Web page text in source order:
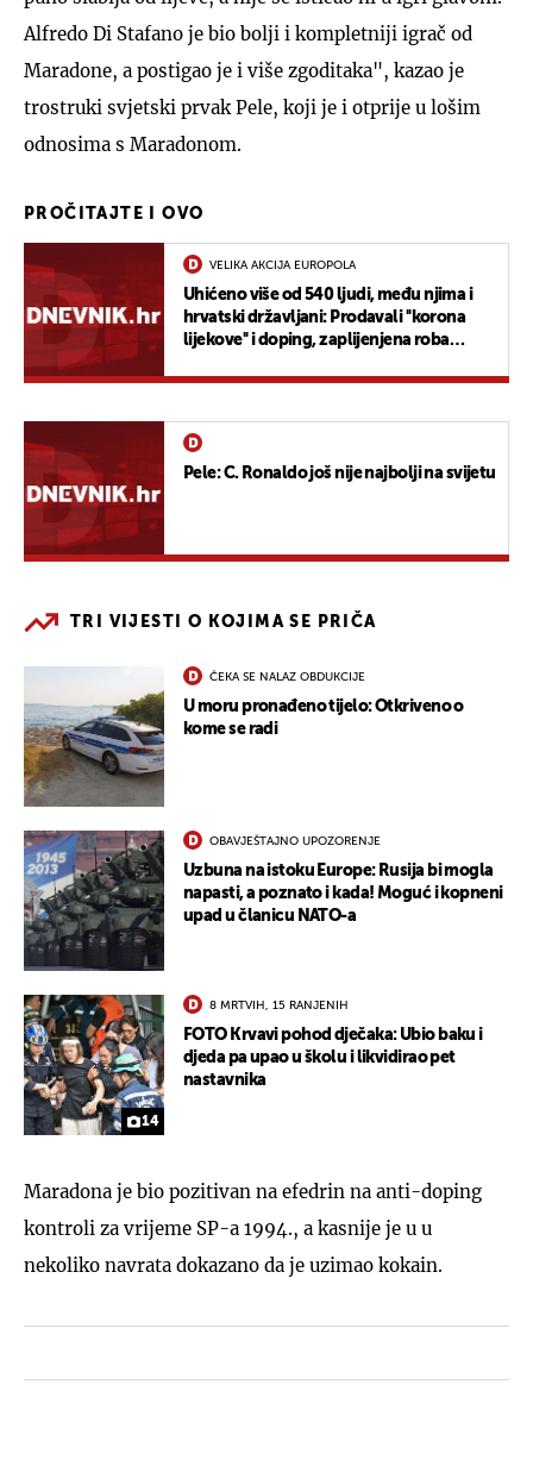
Alfredo Di Stafano je bio bolji i kompletniji igrač od
Maradone, a postigao je i više zgoditaka", kazao je
trostruki svjetski prvak Pele, koji je i otprije u lošim
odnosima s Maradonom.
PROČITAJTE I OVO
VELIKA AKCIJA EUROPOLA
Uhićeno više od 540 ljudi, među njima i
hrvatski državljani: Prodavali ''korona
lijekove'' i doping, zaplijenjena roba
Pele: C. Ronaldo još nije najbolji na svijetu
TRI VIJESTI O KOJIMA SE PRIČA
ČEKA SE NALAZ OBDUKCIJE
U moru pronađeno tijelo: Otkriveno o
kome se radi
OBAVJEŠTAJNO UPOZORENJE
Uzbuna na istoku Europe: Rusija bi mogla
napasti, a poznato i kada! Moguć i kopneni
upad u članicu NATO-a
14
8 MRTVIH, 15 RANJENIH
FOTO Krvavi pohod dječaka: Ubio baku i
djeda pa upao u školu i likvidirao pet
nastavnika
Maradona je bio pozitivan na efedrin na anti-doping
kontroli za vrijeme SP-a 1994., a kasnije je u u
nekoliko navrata dokazano da je uzimao kokain.